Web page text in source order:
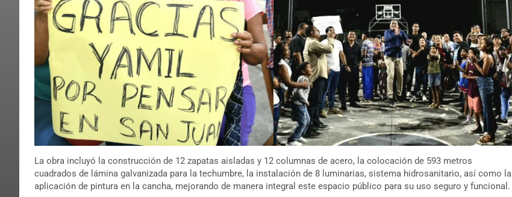
La obra incluyó la construcción de 12 zapatas aisladas y 12 columnas de acero, la colocación de 593 metros
cuadrados de lámina galvanizada para la techumbre, la instalación de 8 luminarias, sistema hidrosanitario, así como la
aplicación de pintura en la cancha, mejorando de manera integral este espacio público para su uso seguro y funcional.